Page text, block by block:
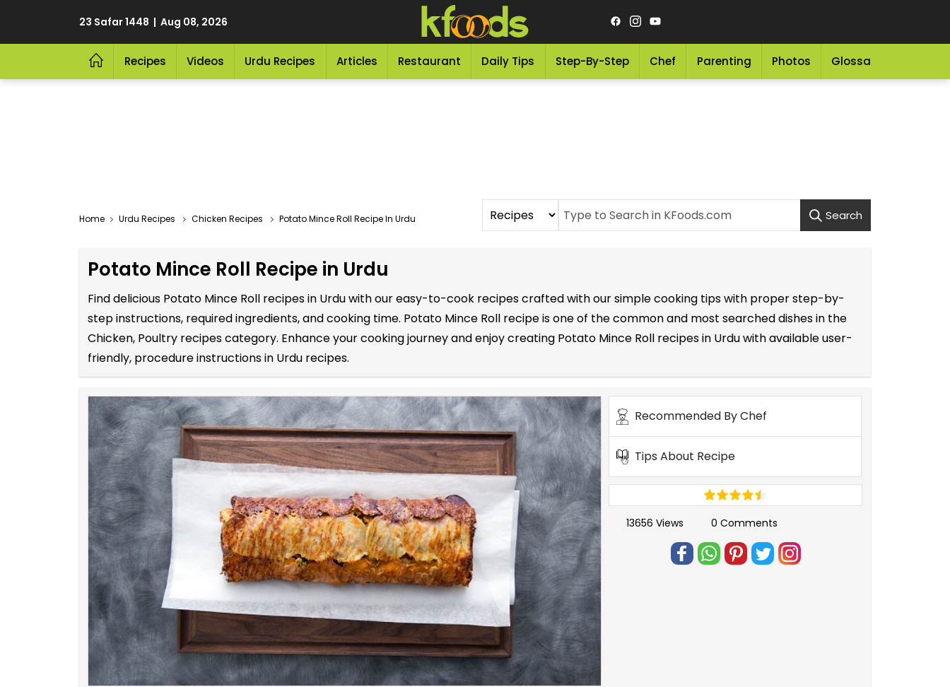
23 Safar 1448 | Aug 08, 2026
Recipes Videos Urdu Recipes Articles Restaurant Daily Tips Step-By-Step Chef Parenting Photos Glossary
Home Urdu Recipes Chicken Recipes Potato Mince Roll Recipe In Urdu Search
Potato Mince Roll Recipe in Urdu
Find delicious Potato Mince Roll recipes in Urdu with our easy-to-cook recipes crafted with our simple cooking tips with proper step-by-
step instructions, required ingredients, and cooking time. Potato Mince Roll recipe is one of the common and most searched dishes in the
Chicken, Poultry recipes category. Enhance your cooking journey and enjoy creating Potato Mince Roll recipes in Urdu with available user-
friendly, procedure instructions in Urdu recipes.
Recommended By Chef
Tips About Recipe
13656 Views 0 Comments